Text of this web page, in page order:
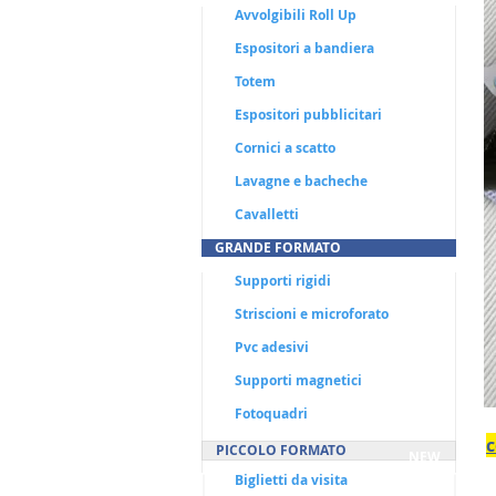
Avvolgibili Roll Up
Espositori a bandiera
Totem
Espositori pubblicitari
Cornici a scatto
Lavagne e bacheche
Cavalletti
GRANDE FORMATO
Supporti rigidi
Striscioni e microforato
Pvc adesivi
Supporti magnetici
Fotoquadri
Biglietti da visita
PICCOLO FORMATO NEW